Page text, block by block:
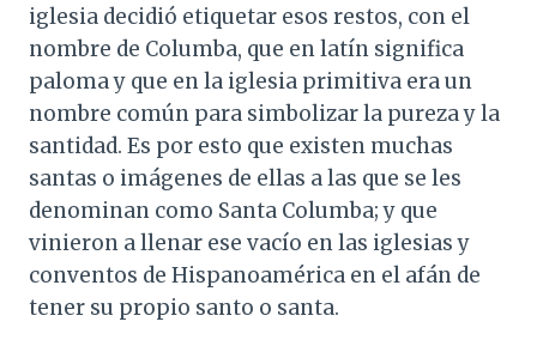
iglesia decidió etiquetar esos restos, con el
nombre de Columba, que en latín significa
paloma y que en la iglesia primitiva era un
nombre común para simbolizar la pureza y la
santidad. Es por esto que existen muchas
santas o imágenes de ellas a las que se les
denominan como Santa Columba; y que
vinieron a llenar ese vacío en las iglesias y
conventos de Hispanoamérica en el afán de
tener su propio santo o santa.